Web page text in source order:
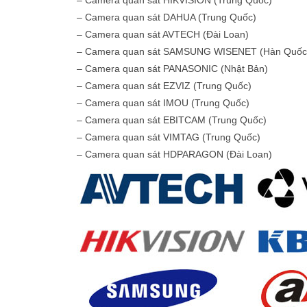
– Camera quan sát DAHUA (Trung Quốc)
– Camera quan sát AVTECH (Đài Loan)
– Camera quan sát SAMSUNG WISENET (Hàn
– Camera quan sát PANASONIC (Nhật Bản)
– Camera quan sát EZVIZ (Trung Quốc)
– Camera quan sát IMOU (Trung Quốc)
– Camera quan sát EBITCAM (Trung Quốc)
– Camera quan sát VIMTAG (Trung Quốc)
– Camera quan sát HDPARAGON (Đài Loan)